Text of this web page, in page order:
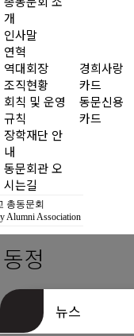
역대회장
조직현황
회칙 및 운영규칙
장학재단 안내
동문회관 오시는길
동문신용카드
개
인사말
연혁
역대회장
조직현황
회칙 및 운영
규칙
장학재단 안
내
동문회관 오
시는길
경희사랑
카드
동문신용
카드
총동문회
Alumni Association
정
뉴스